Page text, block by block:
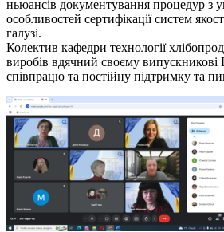
ньюансів документування процедур з
особливостей сертифікації систем
галузі.
Колектив кафедри технології
виробів вдячний своєму
співпрацю та постійну підтримку та